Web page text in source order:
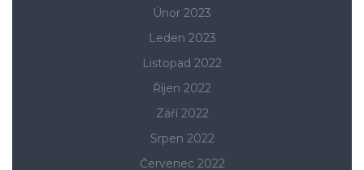
Únor 2023
Leden 2023
Listopad 2022
Říjen 2022
Září 2022
Srpen 2022
Červenec 2022